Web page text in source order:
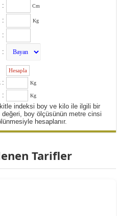
: Cm
: Kg
:
:
: Kg
: Kg
indeksi boy ve kilo ile ilgili bir
boy ölçüsünün metre cinsi
hesaplanır.
Tarifler